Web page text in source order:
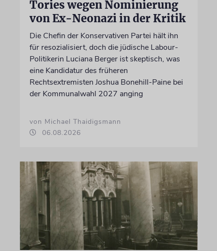
Tories wegen Nominierung
von Ex-Neonazi in der Kritik
Die Chefin der Konservativen Partei hält ihn
für resozialisiert, doch die jüdische Labour-
Politikerin Luciana Berger ist skeptisch, was
eine Kandidatur des früheren
Rechtsextremisten Joshua Bonehill-Paine bei
der Kommunalwahl 2027 anging
von Michael Thaidigsmann
06.08.2026